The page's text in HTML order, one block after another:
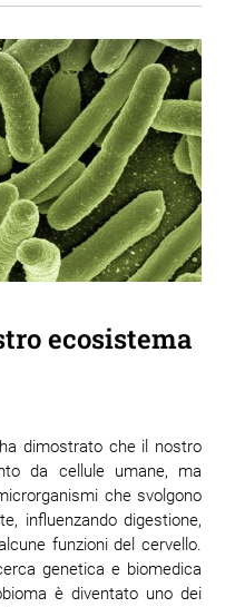
ecosistema
dimostrato che il nostro
da cellule umane, ma
che svolgono
influenzando digestione,
funzioni del cervello.
genetica e biomedica
è diventato uno dei